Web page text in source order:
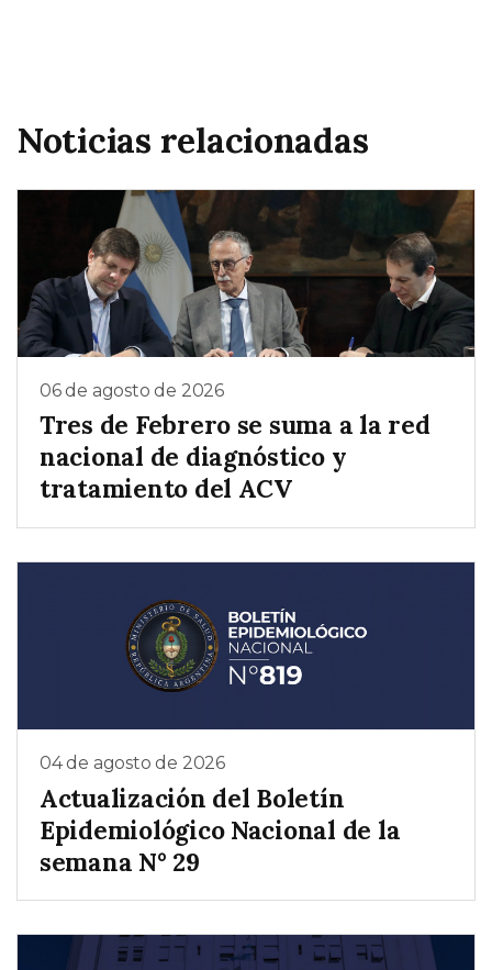
Noticias relacionadas
06 de agosto de 2026
Tres de Febrero se suma a la red
nacional de diagnóstico y
tratamiento del ACV
04 de agosto de 2026
Actualización del Boletín
Epidemiológico Nacional de la
semana N° 29